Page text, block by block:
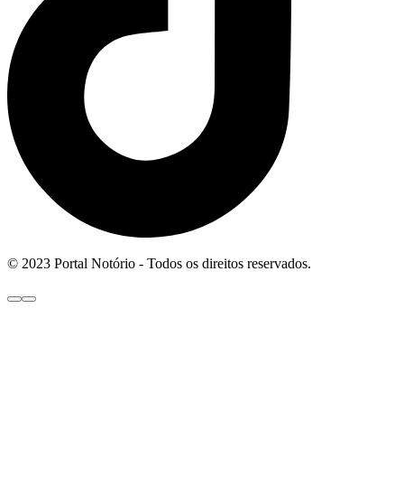
© 2023 Portal Notório - Todos os direitos reservados.